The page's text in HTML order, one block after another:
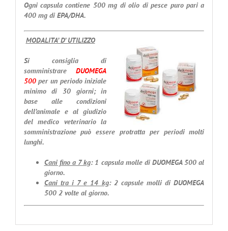
Ogni capsula contiene 500 mg di olio di pesce puro pari a
400 mg di EPA/DHA.
MODALITA’ D’ UTILIZZO
Si consiglia di
somministrareDUOMEGA
500per un periodo iniziale
minimo di 30 giorni; in
base alle condizioni
dell’animale e al giudizio
del medico veterinario la
somministrazione può essere protratta per periodi molti
lunghi.
Cani fino a 7 kg: 1 capsula molle di DUOMEGA 500 al
giorno.
Cani tra i 7 e 14 kg: 2 capsule molli di DUOMEGA
500 2 volte al giorno.